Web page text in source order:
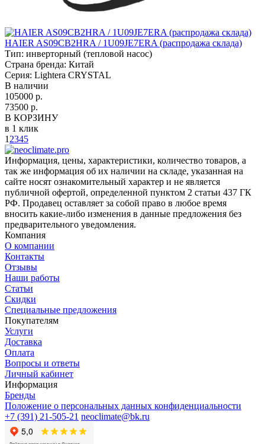
HAIER AS09CB2HRA / 1U09JE7ERA (распродажа склада)
Тип: инверторный (тепловой насос)
Страна бренда: Китай
Серия: Lightera CRYSTAL
В наличии
105000 р.
73500 р.
В КОРЗИНУ
в 1 клик
1 2345
Информация, цены, характеристики, количество товаров, а
так же информация об их наличии на складе, указанная на
сайте носят ознакомительный характер и не является
публичной офертой, определенной пунктом 2 статьи 437 ГК
РФ. Продавец оставляет за собой право в любое время
вносить какие-либо изменения в данные предложения без
предварительного уведомления.
Компания
О компании
Контакты
Отзывы
Наши работы
Статьи
Скидки
Специальные предложения
Покупателям
Услуги
Доставка
Оплата
Вопросы и ответы
Личный кабинет
Информация
Бренды
Положение о персональных данных конфиденциальности
+7 (391) 21-505-21 neoclimate@bk.ru